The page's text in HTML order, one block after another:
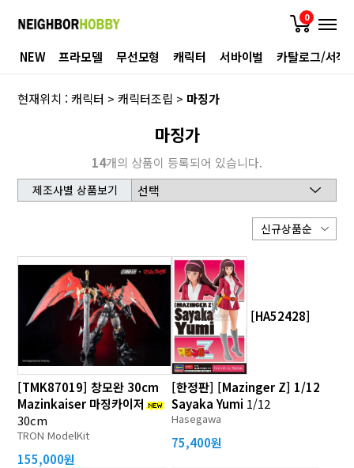
0
NEW 프라모델 무선모형 캐릭터 서바이벌 카탈로그/서적
현재위치 :캐릭터 >캐릭터조립 > 마징가
마징가
14개의 상품이 등록되어 있습니다.
제조사별 상품보기
[TMK87019] 창모완 30cm
Mazinkaiser 마징카이저
30cm
TRON ModelKit
155,000원
[HA52428]
[한정판] [Mazinger Z] 1/12
Sayaka Yumi 1/12
Hasegawa
75,400원